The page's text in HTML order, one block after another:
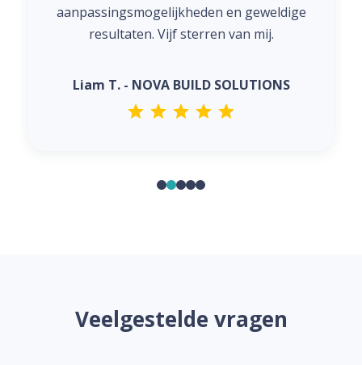
aanpassingsmogelijkheden en geweldige
resultaten. Vijf sterren van mij.
Liam T. - NOVA BUILD SOLUTIONS
Veelgestelde vragen